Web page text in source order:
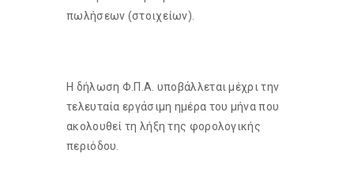
πωλήσεων (στοιχείων).
Η δήλωση Φ.Π.Α. υποβάλλεται μέχρι την
τελευταία εργάσιμη ημέρα του μήνα που
ακολουθεί τη λήξη της φορολογικής
περιόδου.